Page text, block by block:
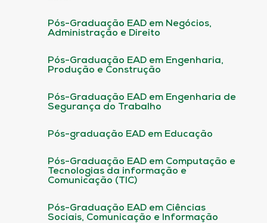
Pós-Graduação EAD em Negócios,
Administração e Direito
Pós-Graduação EAD em Engenharia,
Produção e Construção
Pós-Graduação EAD em Engenharia de
Segurança do Trabalho
Pós-graduação EAD em Educação
Pós-Graduação EAD em Computação e
Tecnologias da informação e
Comunicação (TIC)
Pós-Graduação EAD em Ciências
Sociais, Comunicação e Informação